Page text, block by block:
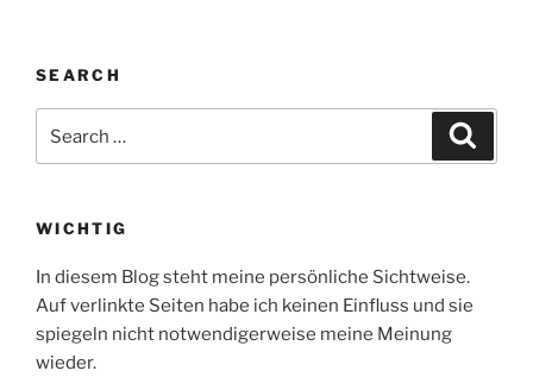
SEARCH
WICHTIG
In diesem Blog steht meine persönliche Sichtweise.
Auf verlinkte Seiten habe ich keinen Einfluss und sie
spiegeln nicht notwendigerweise meine Meinung
wieder.